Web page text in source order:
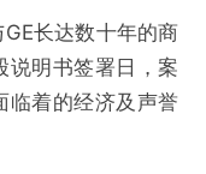
长达数十年的商
说明书签署日，案
临着的经济及声誉